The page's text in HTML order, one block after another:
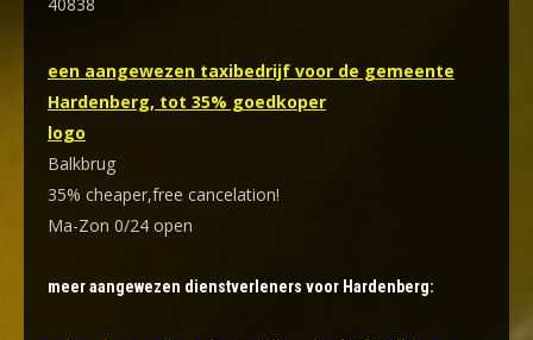
40838
een aangewezen taxibedrijf voor de gemeente
Hardenberg, tot 35% goedkoper
logo
Balkbrug
35% cheaper,free cancelation!
Ma-Zon 0/24 open
meer aangewezen dienstverleners voor Hardenberg: